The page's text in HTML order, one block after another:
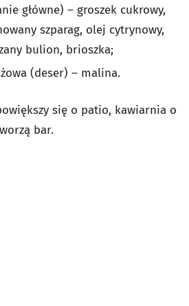
główne) – groszek cukrowy,
szparag, olej cytrynowy,
bulion, brioszka;
(deser) – malina.
się o patio, kawiarnia o
bar.